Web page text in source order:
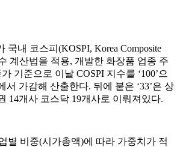
국내 코스피(KOSPI, Korea Composite
계산법을 적용, 개발한 화장품 업종 주
기준으로 이날 COSPI 지수를 ‘100’으
서 가감해 산출한다. 뒤에 붙은 ‘33’은 상
14개사 코스닥 19개사로 이뤄져있다.
별 비중(시가총액)에 따라 가중치가 적